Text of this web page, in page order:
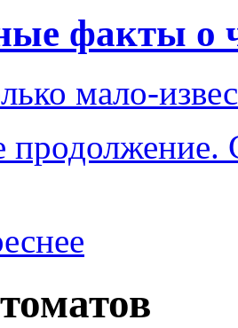
факты о
мало-
продолжение.